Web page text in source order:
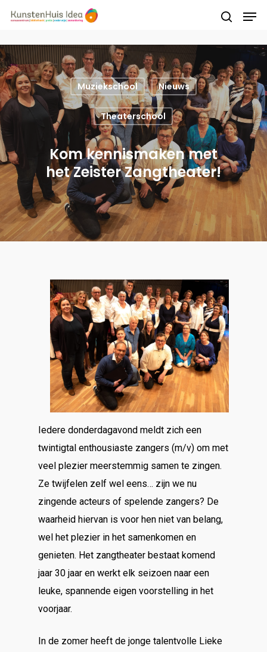
Druk op Enter om te starten met zoeken of
druk op ESC om te sluiten
Muziekschool Nieuws
Theaterschool
Kom kennismaken met
het Zeister Zangtheater!
Iedere donderdagavond meldt zich een
twintigtal enthousiaste zangers (m/v) om met
veel plezier meerstemmig samen te zingen.
Ze twijfelen zelf wel eens… zijn we nu
zingende acteurs of spelende zangers? De
waarheid hiervan is voor hen niet van belang,
wel het plezier in het samenkomen en
genieten. Het zangtheater bestaat komend
jaar 30 jaar en werkt elk seizoen naar een
leuke, spannende eigen voorstelling in het
voorjaar.
In de zomer heeft de jonge talentvolle Lieke